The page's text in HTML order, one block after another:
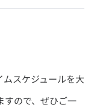
スケジュールを大
すので、ぜひご一